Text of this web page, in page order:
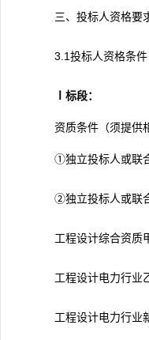
三、投标人资格要
3.1投标人资格条件
标段：
资质条件（须提供
①独立投标人或联
②独立投标人或联
工程设计综合资质
工程设计电力行业
工程设计电力行业